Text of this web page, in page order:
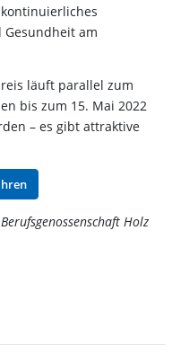
am
läuft parallel zum
bis zum 15. Mai 2022
– es gibt attraktive
Holz